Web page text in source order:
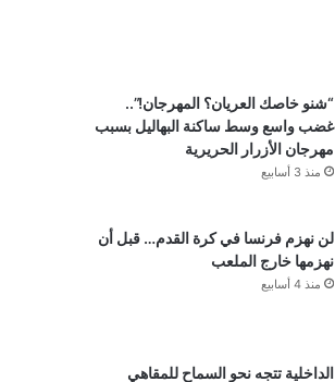
“شنو خاصك العريان؟ المهرجان!”..
غضب واسع وسط ساكنة البهاليل بسبب
مهرجان الأزرار الحريرية
منذ 3 أسابيع
لن نهزم فرنسا في كرة القدم… قبل أن
نهزمها خارج الملعب
منذ 4 أسابيع
الداخلية تتجه نحو السماح للمقاهي